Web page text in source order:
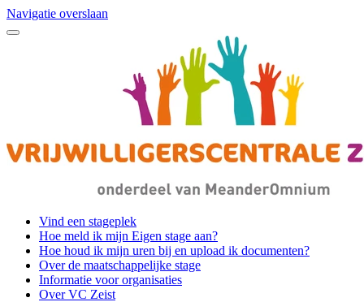
Navigatie overslaan
Vind een stageplek
Hoe meld ik mijn Eigen stage aan?
Hoe houd ik mijn uren bij en upload ik documenten?
Over de maatschappelijke stage
Informatie voor organisaties
Over VC Zeist